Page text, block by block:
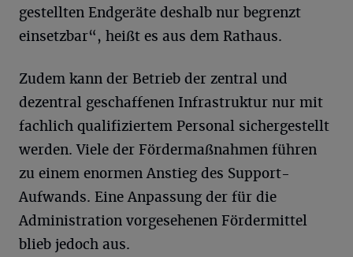
gestellten Endgeräte deshalb nur begrenzt
einsetzbar“, heißt es aus dem Rathaus.
Zudem kann der Betrieb der zentral und
dezentral geschaffenen Infrastruktur nur mit
fachlich qualifiziertem Personal sichergestellt
werden. Viele der Fördermaßnahmen führen
zu einem enormen Anstieg des Support-
Aufwands. Eine Anpassung der für die
Administration vorgesehenen Fördermittel
blieb jedoch aus.